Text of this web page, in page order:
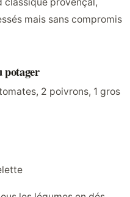
mais sans compromis
potager
2 poivrons, 1 gros